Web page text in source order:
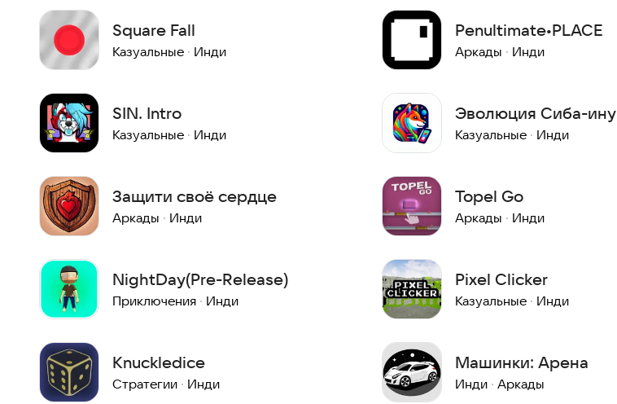
Square Fall
Казуальные · Инди
Penultimate•PLACE
Аркады · Инди
SIN. Intro
Казуальные · Инди
Эволюция Сиба-ину
Казуальные · Инди
Защити своё сердце
Аркады · Инди
Topel Go
Аркады · Инди
NightDay(Pre-Release)
Приключения · Инди
Pixel Cliсker
Казуальные · Инди
Knuckledice
Стратегии · Инди
Машинки: Арена
Инди · Аркады